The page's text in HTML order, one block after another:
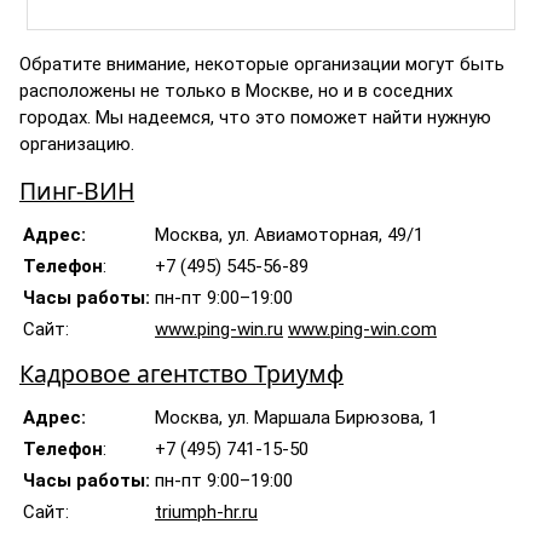
Обратите внимание, некоторые организации могут быть
расположены не только в Москве, но и в соседних
городах. Мы надеемся, что это поможет найти нужную
организацию.
Пинг-ВИН
Адрес:
Москва, ул. Авиамоторная, 49/1
Телефон:
+7 (495) 545-56-89
Часы работы: пн-пт 9:00–19:00
Сайт:
www.ping-win.ru www.ping-win.com
Кадровое агентство Триумф
Адрес:
Москва, ул. Маршала Бирюзова, 1
Телефон:
+7 (495) 741-15-50
Часы работы: пн-пт 9:00–19:00
Сайт:
triumph-hr.ru